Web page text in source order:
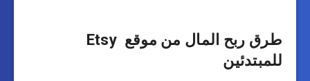
طرق ربح المال من موقع Etsy
للمبتدئين